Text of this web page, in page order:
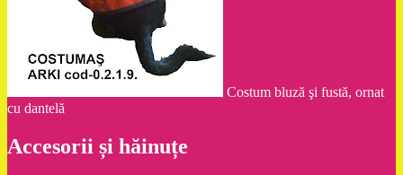
Costum bluză şi fustă, ornat
cu dantelă
Accesorii și hăinuțe